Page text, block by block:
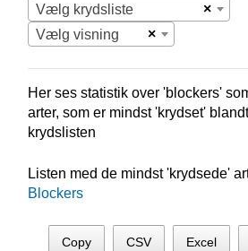
×
Vælg krydsliste
×
Vælg visning
Her ses statistik over 'blockers'
arter, som er mindst 'krydset'
krydslisten
Listen med de mindst 'krydsede'
Blockers
Copy CSV Excel